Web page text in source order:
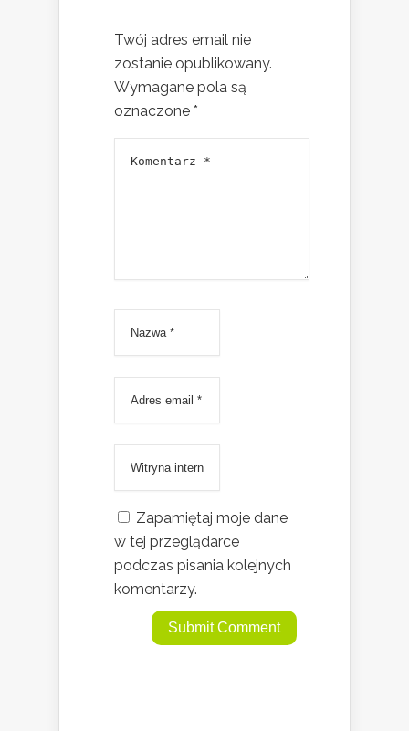
Twój adres email nie
zostanie opublikowany.
Wymagane pola są
oznaczone *
Zapamiętaj moje dane
w tej przeglądarce
podczas pisania kolejnych
komentarzy.